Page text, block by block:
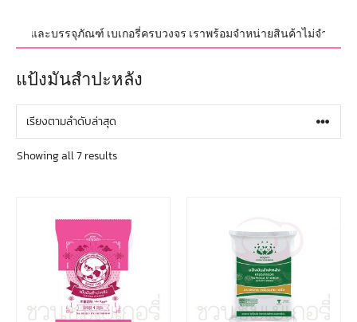
และบรรจุภัณฑ์ เบเกอรี่ครบวงจร เราพร้อมจำหน่ายสินค้าไม่จำกัดจำ
แป้งมันสำปะหลัง
Showing all 7 results